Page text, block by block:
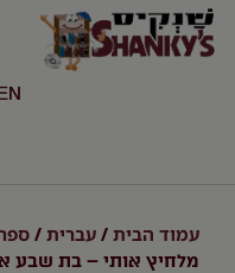
עמוד הבית / עברית /
מלחיץ אותי – בת שבע